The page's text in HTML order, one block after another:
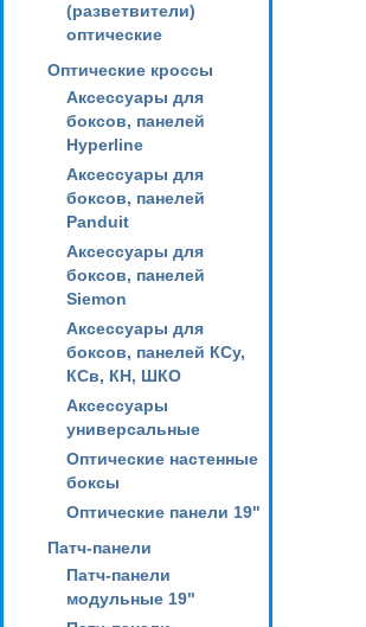
(разветвители)
оптические
Оптические кроссы
Аксессуары для
боксов, панелей
Hyperline
Аксессуары для
боксов, панелей
Panduit
Аксессуары для
боксов, панелей
Siemon
Аксессуары для
боксов, панелей КСу,
КСв, КН, ШКО
Аксессуары
универсальные
Оптические настенные
боксы
Оптические панели 19"
Патч-панели
Патч-панели
модульные 19"